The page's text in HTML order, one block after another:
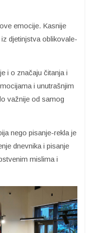
emocije. Kasnije
djetinjstva oblikovale-
i o značaju čitanja i
i unutrašnjim
važnije od samog
nego pisanje-rekla je
dnevnika i pisanje
mislima i